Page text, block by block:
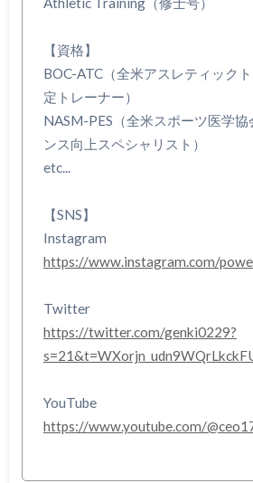
【資格】
BOC-ATC（全米アスレティック
定トレーナー）
NASM-PES（全米スポーツ医学
ンス向上スペシャリスト）
etc...
【SNS】
Instagram
https://www.instagram.com/
Twitter
https://twitter.com/genki0229?
YouTube
https://www.youtube.com/